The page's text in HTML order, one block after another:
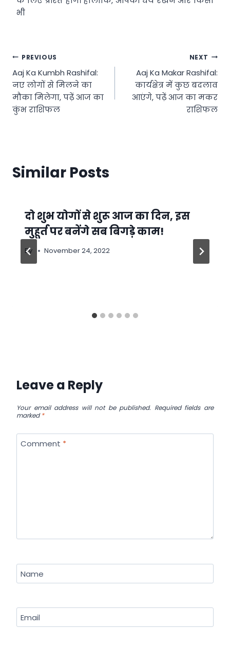
भी
Post
navigation
PREVIOUS
Aaj Ka Kumbh Rashifal:
नए लोगों से मिलने का
मौका मिलेगा, पढ़ें आज का
कुंभ राशिफल
NEXT
Aaj Ka Makar Rashifal:
कार्यक्षेत्र में कुछ बदलाव
आएंगे, पढ़ें आज का मकर
राशिफल
Similar Posts
दो शुभ योगों से शुरू आज का दिन, इस
मुहूर्त पर बनेंगे सब बिगड़े काम!
By November 24, 2022
Leave a Reply
Your email address will not be published. Required fields are
marked*
Comment *
Name
Email